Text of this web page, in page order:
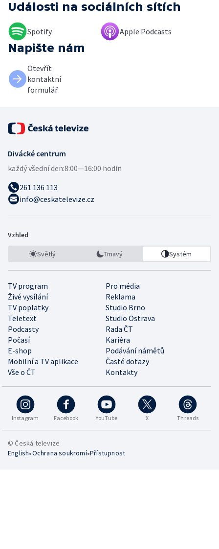
Události na sociálních sítích
Spotify Apple Podcasts
Napište nám
Otevřít
kontaktní
formulář
Divácké centrum
každý všední den:8:00—16:00 hodin
261 136 113
info@ceskatelevize.cz
Vzhled
Světlý Tmavý Systém
TV program
Pro média
Živé vysílání
Reklama
TV poplatky
Studio Brno
Teletext
Studio Ostrava
Podcasty
Rada ČT
Počasí
Kariéra
E-shop
Podávání námětů
Mobilní a TV aplikace
Časté dotazy
Vše o ČT
Kontakty
Instagram Facebook YouTube X Threads
© Česká televize
English•Ochrana soukromí•Přístupnost